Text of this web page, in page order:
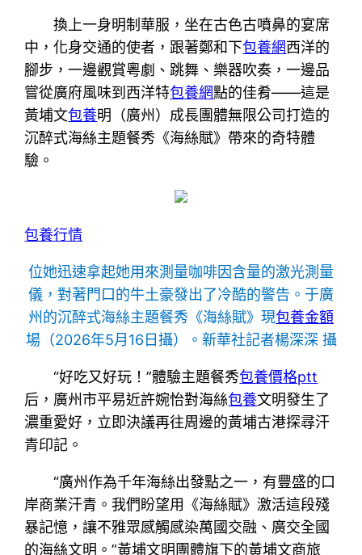
換上一身明制華服，坐在古色古噴鼻的宴席
中，化身交通的使者，跟著鄭和下包養網西洋的
腳步，一邊觀賞粵劇、跳舞、樂器吹奏，一邊品
嘗從廣府風味到西洋特包養網點的佳肴——這是
黃埔文包養明（廣州）成長團體無限公司打造的
沉醉式海絲主題餐秀《海絲賦》帶來的奇特體
驗。
包養行情
位她迅速拿起她用來測量咖啡因含量的激光測量
儀，對著門口的牛土豪發出了冷酷的警告。于廣
州的沉醉式海絲主題餐秀《海絲賦》現包養金額
場（2026年5月16日攝）。新華社記者楊深深 攝
“好吃又好玩！”體驗主題餐秀包養價格ptt
后，廣州市平易近許婉怡對海絲包養文明發生了
濃重愛好，立即決議再往周邊的黃埔古港探尋汗
青印記。
“廣州作為千年海絲出發點之一，有豐盛的口
岸商業汗青。我們盼望用《海絲賦》激活這段殘
暴記憶，讓不雅眾感觸感染萬國交融、廣交全國
的海絲文明。”黃埔文明團體旗下的黃埔文商旅